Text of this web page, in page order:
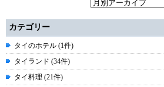
カテゴリー
タイのホテル (1件)
タイランド (34件)
タイ料理 (21件)